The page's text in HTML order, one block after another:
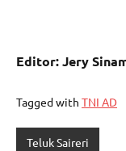
Editor: Jery
Tagged with TNI AD
Teluk Saireri